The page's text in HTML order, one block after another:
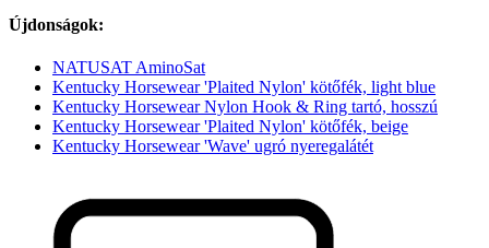
Újdonságok:
NATUSAT AminoSat
Kentucky Horsewear 'Plaited Nylon' kötőfék, light blue
Kentucky Horsewear Nylon Hook & Ring tartó, hosszú
Kentucky Horsewear 'Plaited Nylon' kötőfék, beige
Kentucky Horsewear 'Wave' ugró nyeregalátét